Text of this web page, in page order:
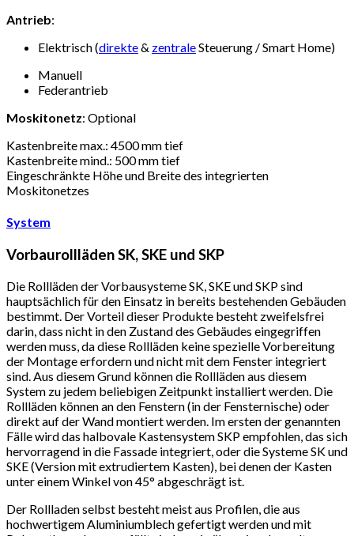
Antrieb:
Elektrisch (direkte& zentraleSteuerung / Smart Home)
Manuell
Federantrieb
Moskitonetz: Optional
Kastenbreite max.: 4500 mm tief
Kastenbreite mind.: 500 mm tief
Eingeschränkte Höhe und Breite des integrierten
Moskitonetzes
System
Vorbaurollläden SK, SKE und SKP
Die Rollläden der Vorbausysteme SK, SKE und SKP sind
hauptsächlich für den Einsatz in bereits bestehenden Gebäuden
bestimmt. Der Vorteil dieser Produkte besteht zweifelsfrei
darin, dass nicht in den Zustand des Gebäudes eingegriffen
werden muss, da diese Rollläden keine spezielle Vorbereitung
der Montage erfordern und nicht mit dem Fenster integriert
sind. Aus diesem Grund können die Rollläden aus diesem
System zu jedem beliebigen Zeitpunkt installiert werden. Die
Rollläden können an den Fenstern (in der Fensternische) oder
direkt auf der Wand montiert werden. Im ersten der genannten
Fälle wird das halbovale Kastensystem SKP empfohlen, das sich
hervorragend in die Fassade integriert, oder die Systeme SK und
SKE (Version mit extrudiertem Kasten), bei denen der Kasten
unter einem Winkel von 45° abgeschrägt ist.
Der Rollladen selbst besteht meist aus Profilen, die aus
hochwertigem Aluminiumblech gefertigt werden und mit